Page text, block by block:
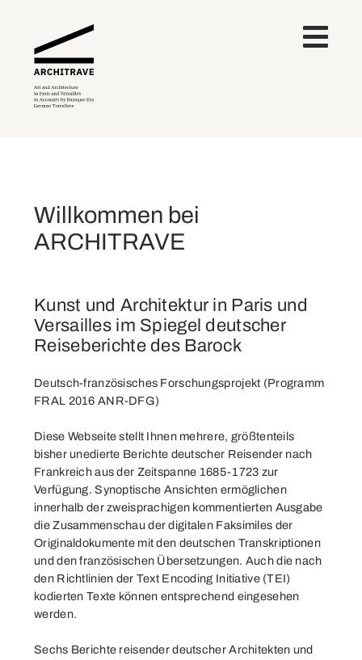
Willkommen bei
ARCHITRAVE
Kunst und Architektur in Paris und
Versailles im Spiegel deutscher
Reiseberichte des Barock
Deutsch-französisches Forschungsprojekt (Programm
FRAL 2016 ANR-DFG)
Diese Webseite stellt Ihnen mehrere, größtenteils
bisher unedierte Berichte deutscher Reisender nach
Frankreich aus der Zeitspanne 1685-1723 zur
Verfügung. Synoptische Ansichten ermöglichen
innerhalb der zweisprachigen kommentierten Ausgabe
die Zusammenschau der digitalen Faksimiles der
Originaldokumente mit den deutschen Transkriptionen
und den französischen Übersetzungen. Auch die nach
den Richtlinien der Text Encoding Initiative (TEI)
kodierten Texte können entsprechend eingesehen
werden.
Sechs Berichte reisender deutscher Architekten und